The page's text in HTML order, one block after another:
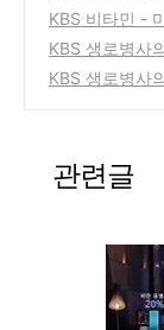
워드 권 진행)
KBS 비타민 -
KBS 생로병사
세상이 뒤집히
KBS 생로병사
관련글